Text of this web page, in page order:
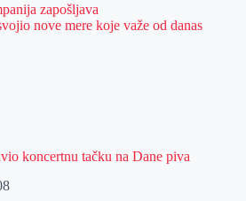
zapošljava
nove mere koje važe od danas
koncertnu tačku na Dane piva